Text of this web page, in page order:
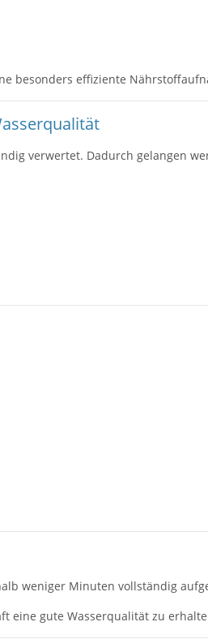
besonders effiziente
verwertet. Dadurch gelangen
weniger Minuten vollständig
eine gute Wasserqualität zu